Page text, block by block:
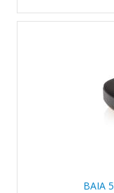
BAIA